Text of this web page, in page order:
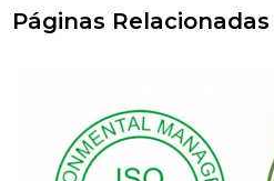
Páginas Relacionadas